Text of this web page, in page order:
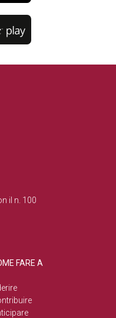
il n. 100
FARE A